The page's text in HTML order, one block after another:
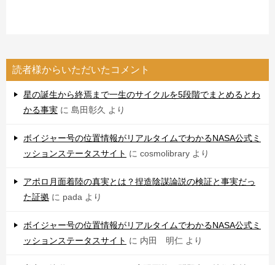
読者様からいただいたコメント
星の誕生から終焉まで一生のサイクルを5段階でまとめるとわ
かる事実 に 島田彰久 より
ボイジャー号の位置情報がリアルタイムでわかるNASA公式ミ
ッションステータスサイト に cosmolibrary より
アポロ月面着陸の真実とは？捏造陰謀論説の検証と事実だっ
た証拠 に pada より
ボイジャー号の位置情報がリアルタイムでわかるNASA公式ミ
ッションステータスサイト に 内田 明仁 より